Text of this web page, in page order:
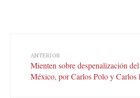
ANTERIOR
Mienten sobre despenalización
México, por Carlos Polo y Carlos